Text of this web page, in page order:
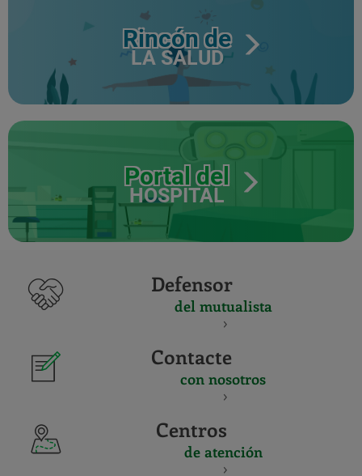
Rincón de
LA SALUD
Portal del
HOSPITAL
Defensor
del mutualista
Contacte
con nosotros
Centros
de atención